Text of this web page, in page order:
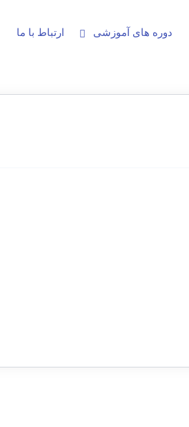
دوره های آموزشی ارتباط با ما